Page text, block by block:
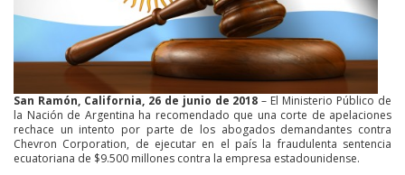
San Ramón, California, 26 de junio de 2018 – El Ministerio Público de
la Nación de Argentina ha recomendado que una corte de apelaciones
rechace un intento por parte de los abogados demandantes contra
Chevron Corporation, de ejecutar en el país la fraudulenta sentencia
ecuatoriana de $9.500 millones contra la empresa estadounidense.